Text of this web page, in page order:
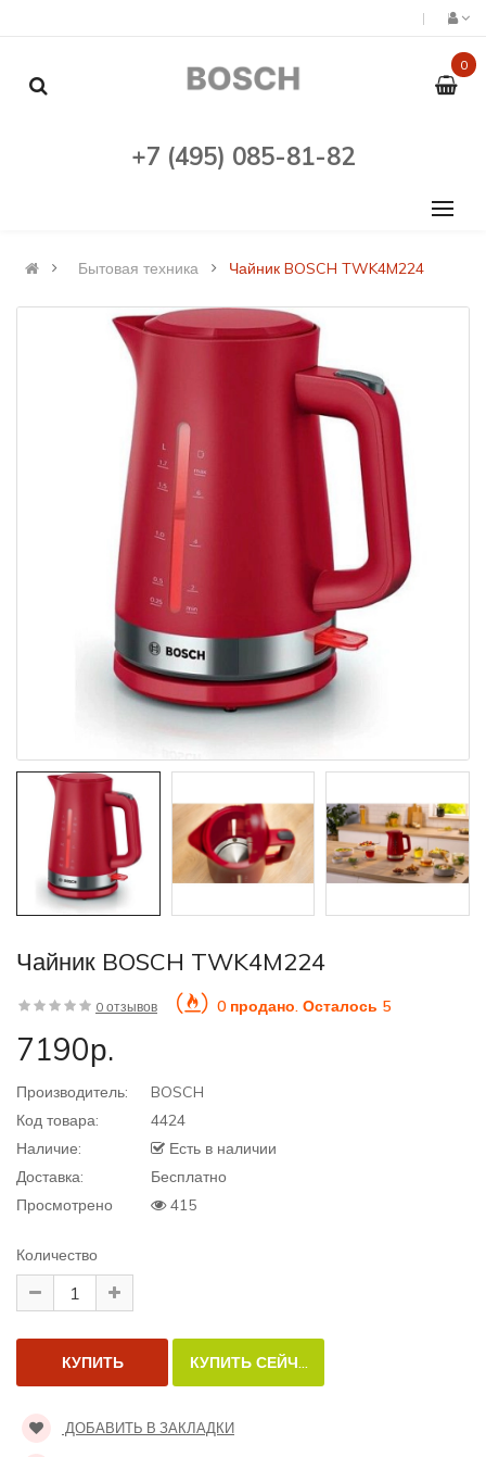
0
+7 (495) 085-81-82
Бытовая техника Чайник BOSCH TWK4M224
Чайник BOSCH TWK4M224
0 отзывов 0 продано. Осталось 5
7190р.
Производитель:
BOSCH
Код товара:
4424
Наличие:
Есть в наличии
Доставка:
Бесплатно
Просмотрено
415
Количество
ДОБАВИТЬ В ЗАКЛАДКИ